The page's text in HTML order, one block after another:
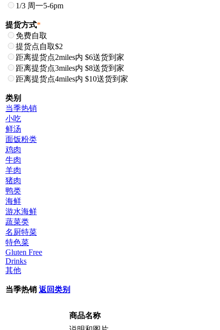
1/3 周一5-6pm
提货方式*
免费自取
提货点自取$2
距离提货点2miles内 $6送货到家
距离提货点3miles内 $8送货到家
距离提货点4miles内 $10送货到家
类别
当季热销
小吃
鲜汤
面饭粉类
鸡肉
牛肉
羊肉
猪肉
鸭类
海鲜
游水海鲜
蔬菜类
名厨特菜
特色菜
Gluten Free
Drinks
其他
当季热销 返回类别
商品名称